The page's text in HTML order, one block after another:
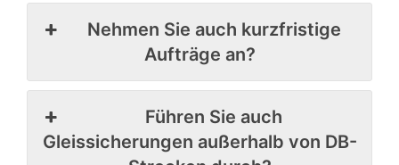
Nehmen Sie auch kurzfristige
Aufträge an?
Führen Sie auch
Gleissicherungen außerhalb von DB-